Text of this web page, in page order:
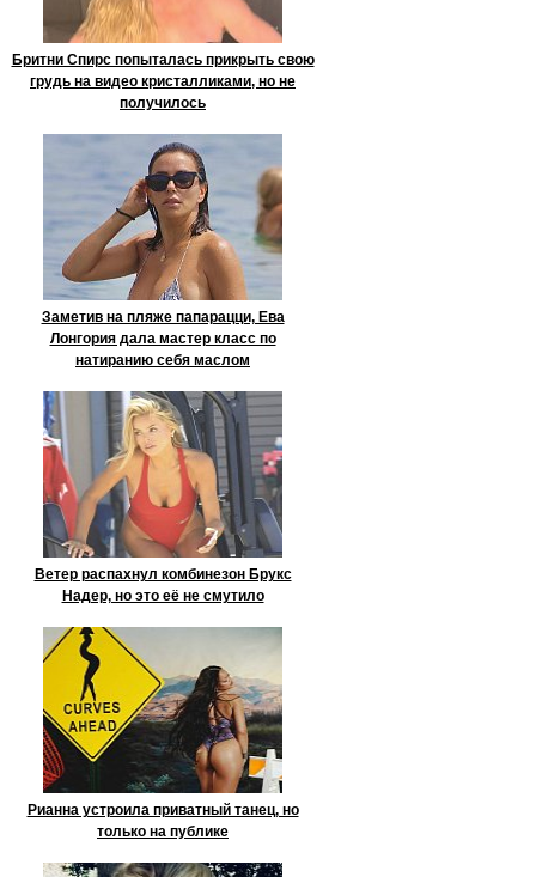
Бритни Спирс попыталась прикрыть свою
грудь на видео кристалликами, но не
получилось
Заметив на пляже папарацци, Ева
Лонгория дала мастер класс по
натиранию себя маслом
Ветер распахнул комбинезон Брукс
Надер, но это её не смутило
Рианна устроила приватный танец, но
только на публике